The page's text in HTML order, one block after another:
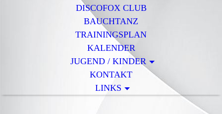
DISCOFOX CLUB
BAUCHTANZ
TRAININGSPLAN
KALENDER
JUGEND / KINDER
KONTAKT
LINKS